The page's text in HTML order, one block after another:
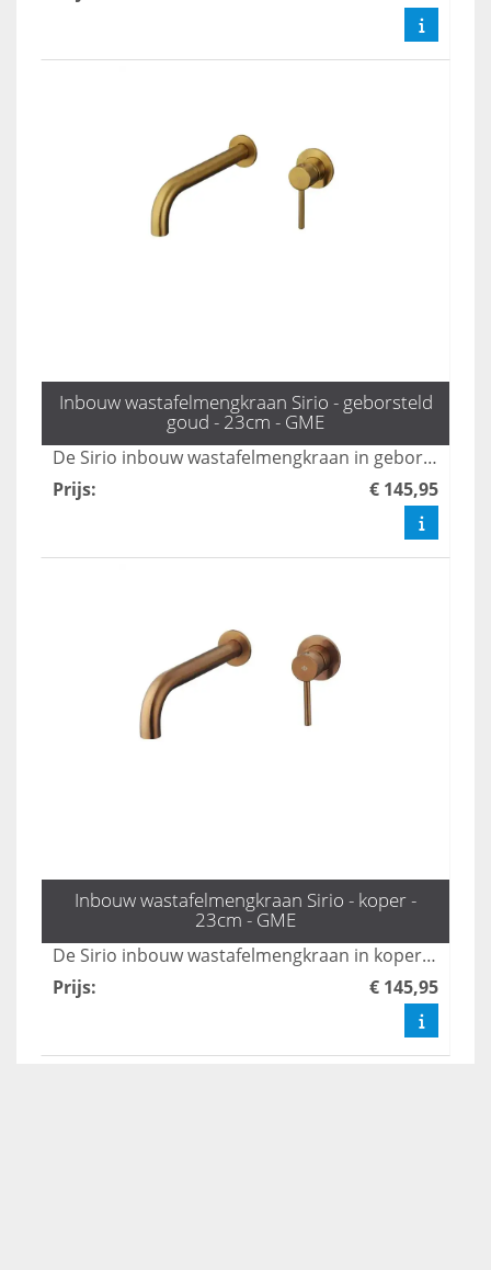
Inbouw wastafelmengkraan Sirio - geborsteld
goud - 23cm - GME
De Sirio inbouw wastafelmengkraan in geborsteld goud is een stijlvolle en moderne toevoeging voor elke badkamer. Met zijn strakke design en gebruiksvriendelijke bediening biedt deze kraan niet alleen functionaliteit, maar ook een luxe uitstraling. Perfect voor het creëren van een elegante en verfijnde sfeer in uw ruimte.
Prijs: € 145,95
Inbouw wastafelmengkraan Sirio - koper -
23cm - GME
De Sirio inbouw wastafelmengkraan in koper voegt een luxe en moderne uitstraling toe aan elke badkamer. Met zijn strakke design en duurzame materialen biedt deze mengkraan niet alleen functionaliteit, maar ook een stijlvolle aanvulling op uw interieur. Geniet van een comfortabele waterstroom en een gemakkelijke bediening met de Sirio wastafelmengkraan.
Prijs: € 145,95